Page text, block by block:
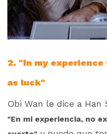
2. "In my
as luck"
Obi Wan le dice a Han
"En mi experiencia, no